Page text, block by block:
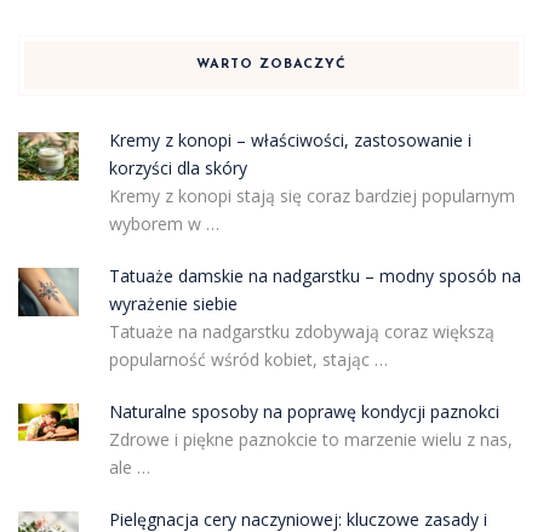
WARTO ZOBACZYĆ
Kremy z konopi – właściwości, zastosowanie i
korzyści dla skóry
Kremy z konopi stają się coraz bardziej popularnym
wyborem w …
Tatuaże damskie na nadgarstku – modny sposób na
wyrażenie siebie
Tatuaże na nadgarstku zdobywają coraz większą
popularność wśród kobiet, stając …
Naturalne sposoby na poprawę kondycji paznokci
Zdrowe i piękne paznokcie to marzenie wielu z nas,
ale …
Pielęgnacja cery naczyniowej: kluczowe zasady i